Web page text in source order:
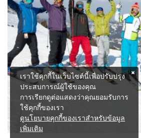
เราใช้คุกกี้ในเว็บไซต์นี้เพื่อปรับปรุง
ประสบการณ์ผู้ใช้ของคุณ
การเรียกดูต่อแสดงว่าคุณยอมรับการ
ใช้คุกกี้ของเรา
ดูนโยบายคุกกี้ของเราสำหรับข้อมูล
เพิ่มเติม